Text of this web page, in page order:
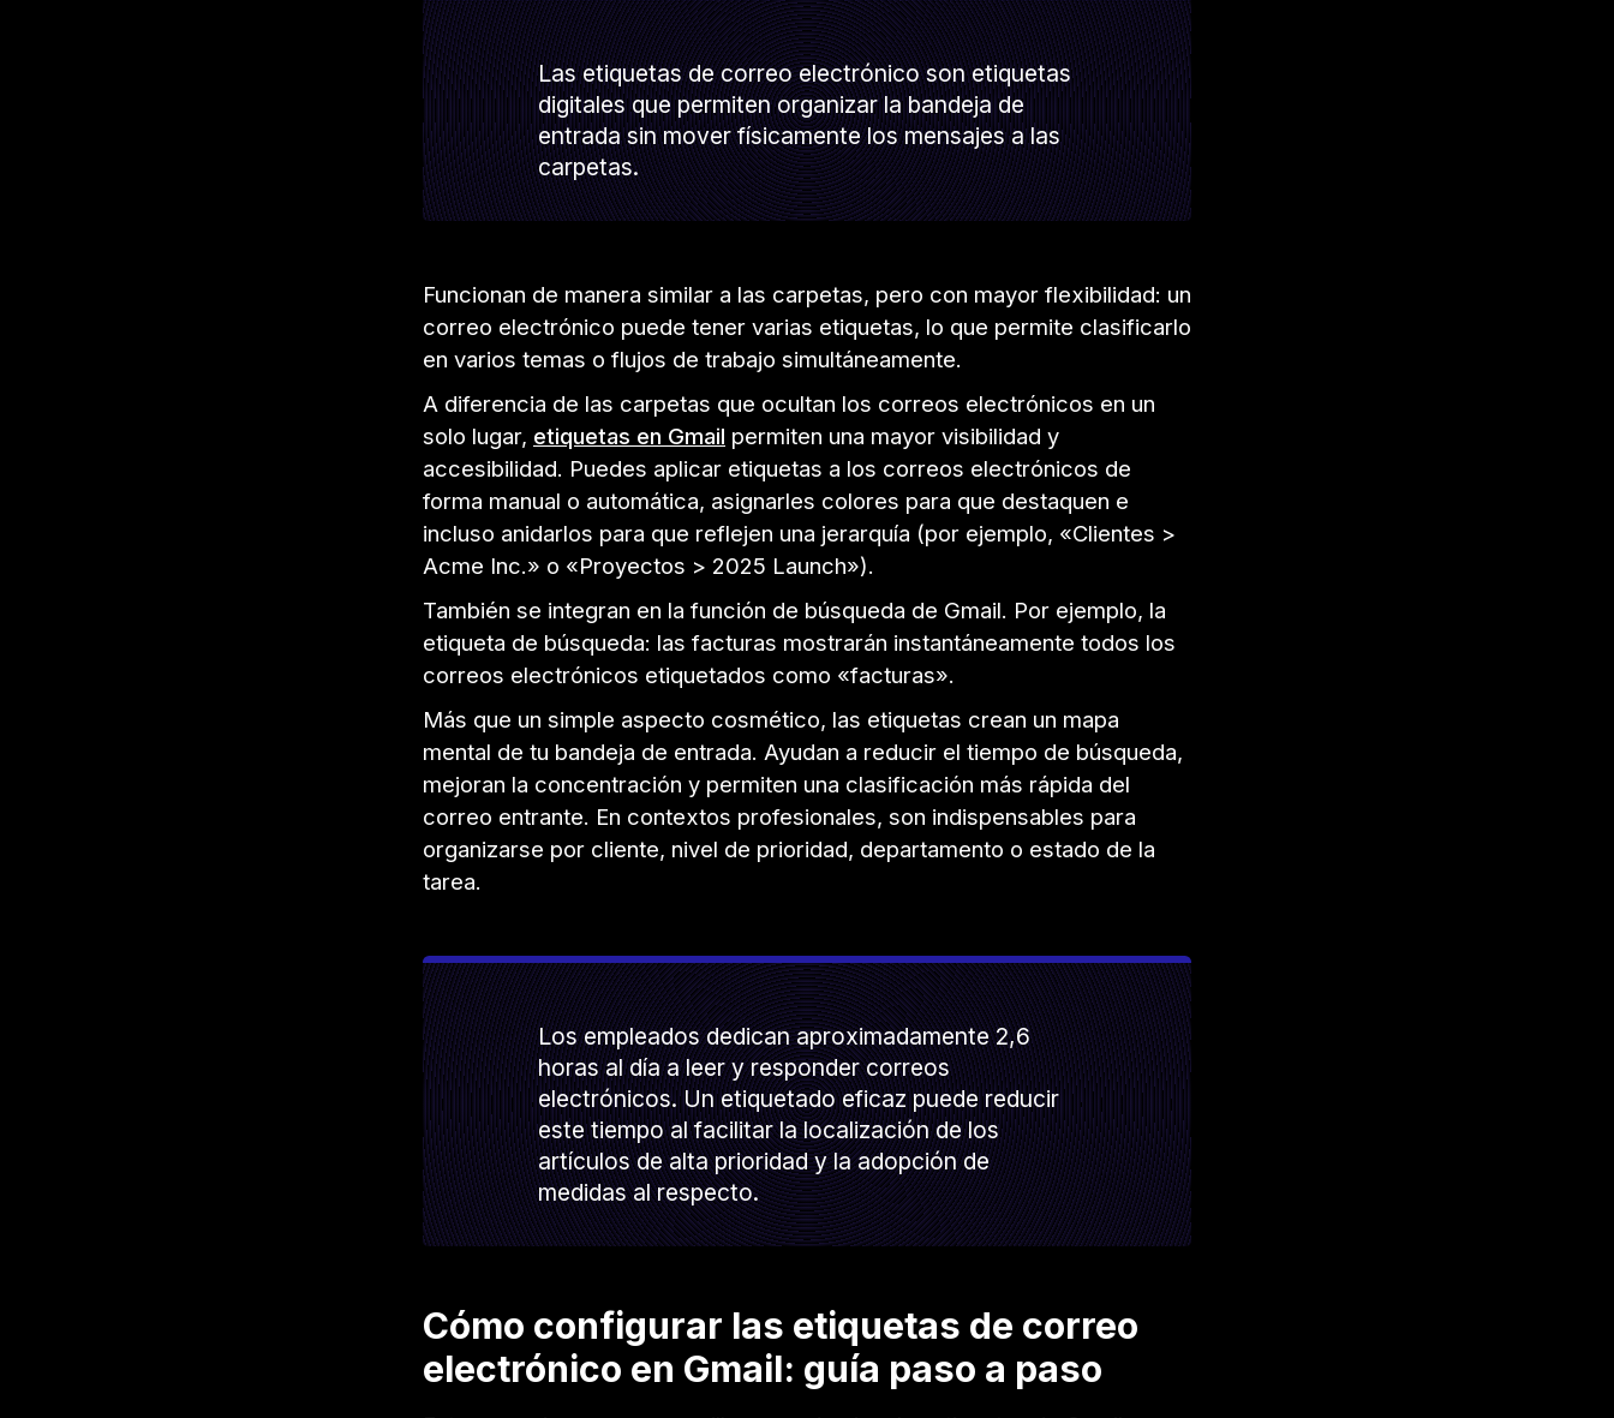
Las etiquetas de correo electrónico son etiquetas
digitales que permiten organizar la bandeja de
entrada sin mover físicamente los mensajes a las
carpetas.
Funcionan de manera similar a las carpetas, pero con mayor flexibilidad: un
correo electrónico puede tener varias etiquetas, lo que permite clasificarlo
en varios temas o flujos de trabajo simultáneamente.
A diferencia de las carpetas que ocultan los correos electrónicos en un
solo lugar, etiquetas en Gmail permiten una mayor visibilidad y
accesibilidad. Puedes aplicar etiquetas a los correos electrónicos de
forma manual o automática, asignarles colores para que destaquen e
incluso anidarlos para que reflejen una jerarquía (por ejemplo, «Clientes >
Acme Inc.» o «Proyectos > 2025 Launch»).
También se integran en la función de búsqueda de Gmail. Por ejemplo, la
etiqueta de búsqueda: las facturas mostrarán instantáneamente todos los
correos electrónicos etiquetados como «facturas».
Más que un simple aspecto cosmético, las etiquetas crean un mapa
mental de tu bandeja de entrada. Ayudan a reducir el tiempo de búsqueda,
mejoran la concentración y permiten una clasificación más rápida del
correo entrante. En contextos profesionales, son indispensables para
organizarse por cliente, nivel de prioridad, departamento o estado de la
tarea.
Los empleados dedican aproximadamente 2,6
horas al día a leer y responder correos
electrónicos. Un etiquetado eficaz puede reducir
este tiempo al facilitar la localización de los
artículos de alta prioridad y la adopción de
medidas al respecto.
Cómo configurar las etiquetas de correo
electrónico en Gmail: guía paso a paso